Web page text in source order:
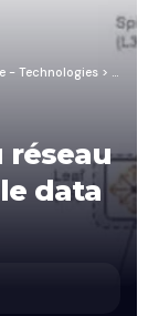
- Technologies > Blog
réseau
data